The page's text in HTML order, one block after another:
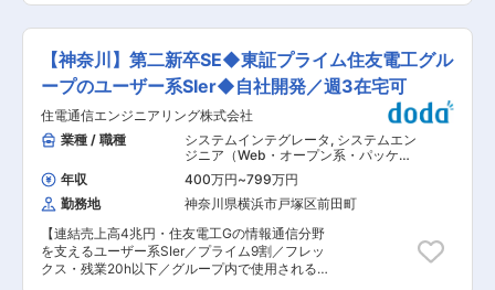
の一人ひとりの『移動』と『暮らし』の進化をリ
ードする」を掲げ、21世紀の活動指針として「喜
3つの視点を定めています。 ■勤務地補足： 記載
の勤務地は初任地となります。その後は、国内お
よび海外事業所への異動の可能性があります。
良い組織 一次請けプロジェクトが多数のため、顧
客と近い距離で業務を推進 ■キャリアパス ・〜3
年目：サブリーダー／リーダーとしてプロジェク
ト管理・推進、育成に関与 ・〜6年目：PMとし
て計画立案、推進、顧客折衝、メンバー教育 ・〜
10年目：複数案件を統括するアカウントマネジメ
ント、新規顧客開拓、NW事業の立ち上げへと拡
大 一次請け×上流工程のため、技術だけでなく提
案力・マネジメント力をバランスよく育てられる
環境です。 ■働き方 ・週4リモート相談可 ・フル
フレックス制度あり ・残業：月平均10時間程度
■企業の特徴／魅力 ◎1986年創業、CAC
Holdingsグループの安定基盤を持つ老舗SI ◎「基
ェクト・マネジメント・オフィス）業務をお任せ
します。 大規模システム開発案件を対象に、下記
の業務を行っていただきます。 ・プロジェクト状
況のモニタリング ・リスク分析 ・レビュー 経験
に基づきＰＭやプロジェクトメンバーに対して適
宜アドバイスを行うことで、プロジェクトを成功
に導いて頂きます。 また、終了したプロジェクト
資産を元に開発部門に有用な情報を提供する為、
必要な情報項目の定義、収集プロセス、開示な
ど、キャリアプランを見据えながら業務の幅を広
げていくことができます。 ■働き方 在宅勤務あ
り ※週2回（水・金）はノー残業デーあり ※全社
ルールで週1回以上の出社がマストとなります
が、在宅頻度は配属ポジションによって異なりま
す。 ※全社平均残業時間20時間程度/月、所定労
【神奈川】第二新卒SE◆東証プライム住友電工グル
ープのユーザー系SIer◆自社開発／週3在宅可
住電通信エンジニアリング株式会社
業種 / 職種
システムインテグレータ , システムエン
ジニア（Web・オープン系・パッケー
ジ開発） Webサービス系エンジニア
（フロントエンド・サーバーサイド・
フルスタック）
年収 400万円~799万円
勤務地
神奈川県横浜市戸塚区前田町
【連結売上高4兆円・住友電工Gの情報通信分野
を支えるユーザー系SIer／プライム9割／フレッ
クス・残業20h以下／グループ内で使用される出